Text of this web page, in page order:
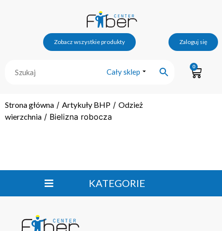
Zobacz wszystkie produkty Zaloguj się
Cały sklep
0
Strona główna / Artykuły BHP / Odzież
wierzchnia / Bielizna robocza
KATEGORIE